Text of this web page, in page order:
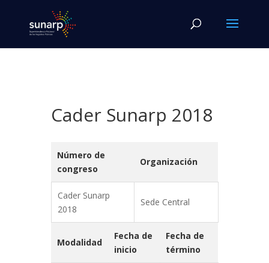
Cader Sunarp 2018
Número de
congreso
Organización
Cader Sunarp
2018
Sede Central
Modalidad
Fecha de
inicio
Fecha de
término